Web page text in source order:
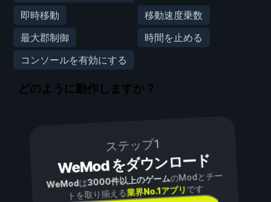
即時移動
移動速度乗数
最大郡制御
時間を止める
コンソールを有効にする
どのように動作しますか？
ステップ1
WeMod をダウンロード
WeModは3000件以上のゲームのModとチー
トを取り揃える業界No.1アプリです